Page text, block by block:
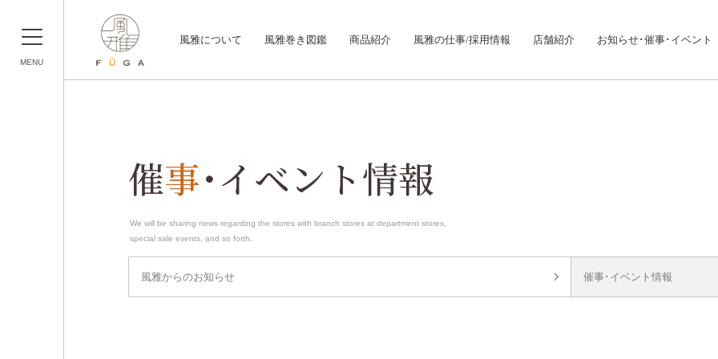
MENU
風雅について 風雅巻き図鑑 商品紹介 風雅の仕事/採用情報 店舗紹介 お知らせ･催事･イベント
催事･イベント情報
We will be sharing news regarding the stores with branch stores at department stores,
special sale events, and so forth.
風雅からのお知らせ 催事･イベント情報